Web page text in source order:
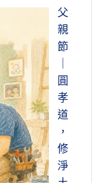
父
親
節
圓
孝
道
，
修
淨